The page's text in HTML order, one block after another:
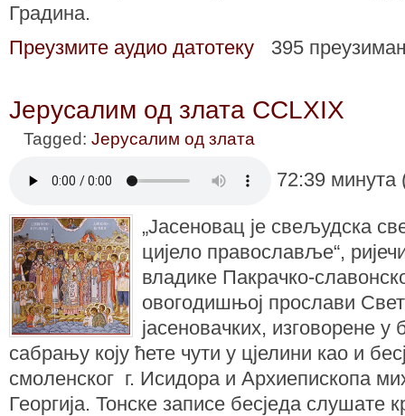
Градина.
Преузмите аудио датотеку
395
Јерусалим од злата CCLXIX
Tagged: Јерусалим од злата
72:39
„Јасеновац је свељудска
цијело православље“,
владике Пакрачко-
овогодишњој прослави
јасеновачких, изговорене у
сабрању коју ћете чути у цјелини као и
смоленског г. Исидорa и Архиепископа
Георгија. Тонске записе бесједа слушате